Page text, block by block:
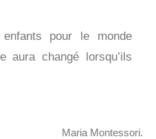
pour le monde
aura changé lorsqu’ils
Maria Montessori.